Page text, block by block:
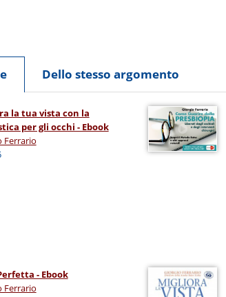
Dello stesso argomento
la tua vista con la
per gli occhi - Ebook
Ferrario
- Ebook
Ferrario